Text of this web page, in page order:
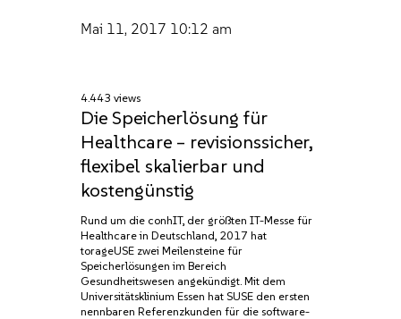
Mai 11, 2017 10:12 am
4.443 views
Die Speicherlösung für
Healthcare – revisionssicher,
flexibel skalierbar und
kostengünstig
Rund um die conhIT, der größten IT-Messe für
Healthcare in Deutschland, 2017 hat
torageUSE zwei Meilensteine für
Speicherlösungen im Bereich
Gesundheitswesen angekündigt. Mit dem
Universitätsklinium Essen hat SUSE den ersten
nennbaren Referenzkunden für die software-